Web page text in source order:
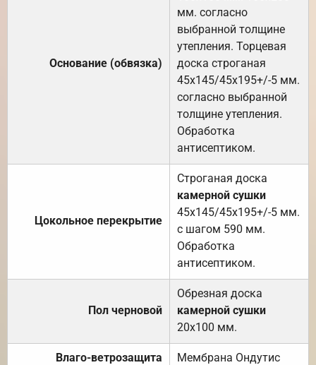
Основание (обвязка)
мм. согласно
выбранной толщине
утепления. Торцевая
доска строганая
45х145/45х195+/-5 мм.
согласно выбранной
толщине утепления.
Обработка
антисептиком.
Цокольное перекрытие
Строганая доска
камерной сушки
45х145/45х195+/-5 мм.
с шагом 590 мм.
Обработка
антисептиком.
Пол черновой
Обрезная доска
камерной сушки
20х100 мм.
Влаго-ветрозащита
Мембрана Ондутис